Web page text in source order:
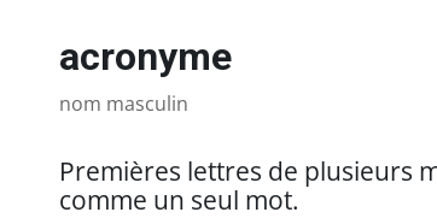
acronyme
nom masculin
Premières lettres de plusieurs
comme un seul mot.